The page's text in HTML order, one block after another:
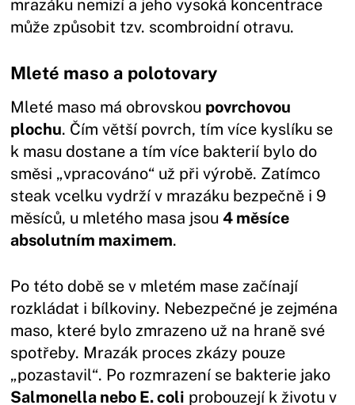
mrazáku nemizí a jeho vysoká koncentrace
může způsobit tzv. scombroidní otravu.
Mleté maso a polotovary
Mleté maso má obrovskou povrchovou
plochu. Čím větší povrch, tím více kyslíku se
k masu dostane a tím více bakterií bylo do
směsi „vpracováno“ už při výrobě. Zatímco
steak vcelku vydrží v mrazáku bezpečně i 9
měsíců, u mletého masa jsou4 měsíce
absolutním maximem.
Po této době se v mletém mase začínají
rozkládat i bílkoviny. Nebezpečné je zejména
maso, které bylo zmrazeno už na hraně své
spotřeby. Mrazák proces zkázy pouze
„pozastavil“. Po rozmrazení se bakterie jako
Salmonella nebo E. coli probouzejí k životu v